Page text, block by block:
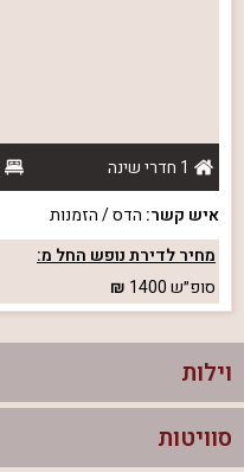
1 חדרי שינה
איש קשר: הדס / הזמנות
מחיר לדירת נופש החל מ:
סופ״ש1400
וילות
וילות בצפון
סוויטות